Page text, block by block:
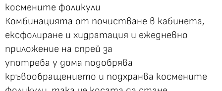
космените фоликули
Комбинацията от почистване в кабинета,
ексфолиране и хидратация и ежедневно
приложение на спрей за
употреба у дома подобрява
кръвообращението и подхранва космените